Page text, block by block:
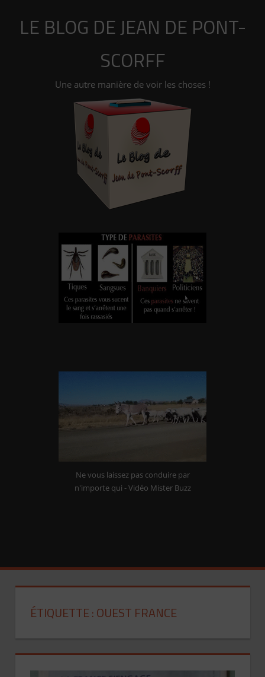
LE BLOG DE JEAN DE PONT-
SCORFF
Une autre manière de voir les choses !
Ne vous laissez pas conduire par
n'importe qui - Vidéo Mister Buzz
Là où l’argent est la mesure de toutes les valeurs, il
pornographie qu’avec des miradors. (A
ÉTIQUETTE :OUEST FRANCE